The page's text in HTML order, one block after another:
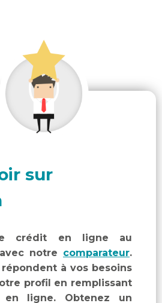
sur
crédit en ligne au
avec notre comparateur.
à vos besoins
profil en remplissant
en ligne. Obtenez un